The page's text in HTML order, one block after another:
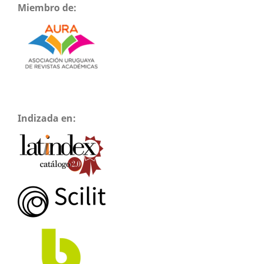
Miembro de:
Indizada en: